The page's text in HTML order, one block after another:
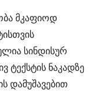
მკაფიოდ
სინდისურ
ტექსტის ნაკადზე
დამუშავებით